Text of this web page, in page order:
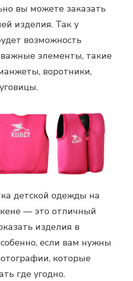
вы можете заказать
изделия. Так у
возможность
элементы, такие
воротники,
детской одежды на
— это отличный
изделия в
если вам нужны
которые
где угодно.